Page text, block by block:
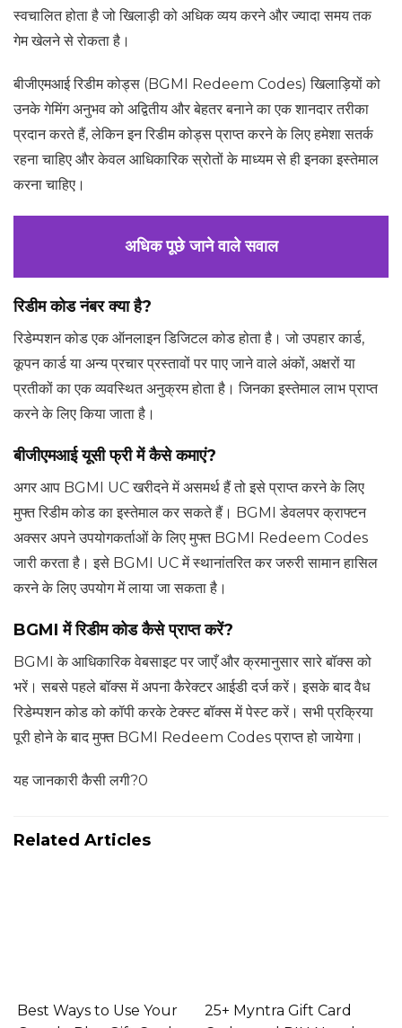
स्वचालित होता है जो खिलाड़ी को अधिक व्यय करने और ज्यादा समय तक
गेम खेलने से रोकता है।
बीजीएमआई रिडीम कोड्स (BGMI Redeem Codes) खिलाड़ियों को
उनके गेमिंग अनुभव को अद्वितीय और बेहतर बनाने का एक शानदार तरीका
प्रदान करते हैं, लेकिन इन रिडीम कोड्स प्राप्त करने के लिए हमेशा सतर्क
रहना चाहिए और केवल आधिकारिक स्रोतों के माध्यम से ही इनका इस्तेमाल
करना चाहिए।
अधिक पूछे जाने वाले सवाल
रिडीम कोड नंबर क्या है?
रिडेम्पशन कोड एक ऑनलाइन डिजिटल कोड होता है। जो उपहार कार्ड,
कूपन कार्ड या अन्य प्रचार प्रस्तावों पर पाए जाने वाले अंकों, अक्षरों या
प्रतीकों का एक व्यवस्थित अनुक्रम होता है। जिनका इस्तेमाल लाभ प्राप्त
करने के लिए किया जाता है।
बीजीएमआई यूसी फ्री में कैसे कमाएं?
अगर आप BGMI UC खरीदने में असमर्थ हैं तो इसे प्राप्त करने के लिए
मुफ्त रिडीम कोड का इस्तेमाल कर सकते हैं। BGMI डेवलपर क्राफ्टन
अक्सर अपने उपयोगकर्ताओं के लिए मुफ्त BGMI Redeem Codes
जारी करता है। इसे BGMI UC में स्थानांतरित कर जरुरी सामान हासिल
करने के लिए उपयोग में लाया जा सकता है।
BGMI में रिडीम कोड कैसे प्राप्त करें?
BGMI के आधिकारिक वेबसाइट पर जाएँ और क्रमानुसार सारे बॉक्स को
भरें। सबसे पहले बॉक्स में अपना कैरेक्टर आईडी दर्ज करें। इसके बाद वैध
रिडेम्पशन कोड को कॉपी करके टेक्स्ट बॉक्स में पेस्ट करें। सभी प्रक्रिया
पूरी होने के बाद मुफ्त BGMI Redeem Codes प्राप्त हो जायेगा।
यह जानकारी कैसी लगी?0
Related Articles
Best Ways to Use Your
25+ Myntra Gift Card